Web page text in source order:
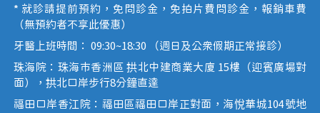
* 就診請提前預約，免問診金，免拍片費問診金，報銷車費
（無預約者不享此優惠）
牙醫上班時間： 09:30~18:30 （週日及公眾假期正常接診）
珠海院：珠海市香洲區 拱北中建商業大廈 15樓（迎賓廣場對
面），拱北口岸步行8分鐘直達
福田口岸香江院：福田區福田口岸正對面，海悅華城104號地